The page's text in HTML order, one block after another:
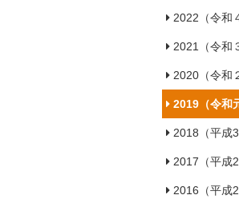
2022（令和
2021（令和
2020（令和
2019（令和
2018（平成
2017（平成
2016（平成